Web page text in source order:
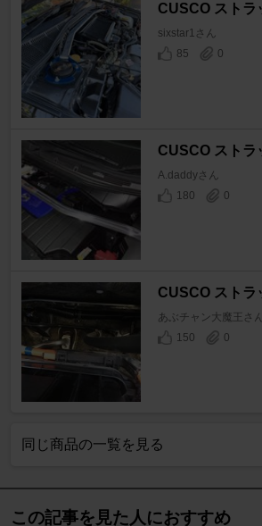
CUSCO ストラ
sixstar1さん
85
0
CUSCO ストラ
A.daddyさん
180
0
CUSCO ストラ
あぶチャン大魔王さ
150
0
同じ商品の一覧を見る
この記事を見た人におすすめ